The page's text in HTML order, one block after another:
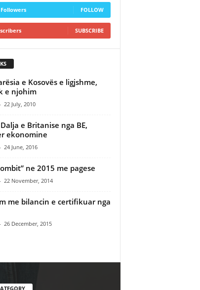
Followers FOLLOW
SUBSCRIBE
e Kosovës e ligjshme,
e njohim
22 July, 2010
e Britanise nga BE,
ekonomine
24 June, 2016
ne 2015 me pagese
22 November, 2014
me bilancin e certifikuar nga
26 December, 2015